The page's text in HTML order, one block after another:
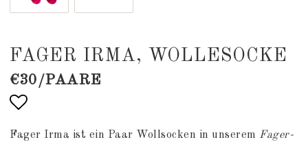
FAGER IRMA, WOLLESOCKE
€30/PAARE
Add to list of favorites
Fager Irma ist ein Paar Wollsocken in unserem Fager-